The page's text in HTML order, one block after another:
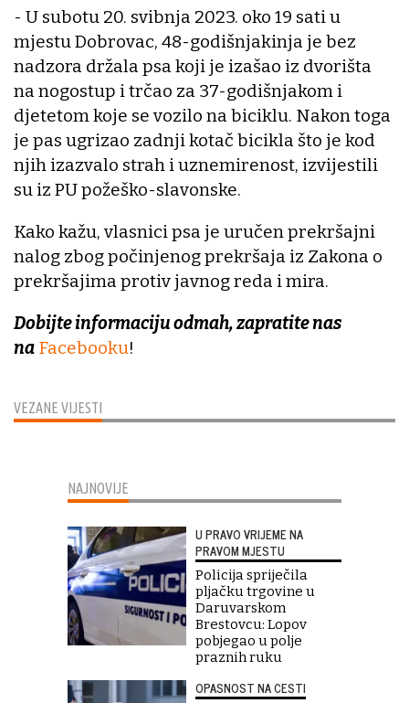
VEZANE VIJESTI
- U subotu 20. svibnja 2023. oko 19 sati u
mjestu Dobrovac, 48-godišnjakinja je bez
nadzora držala psa koji je izašao iz dvorišta
na nogostup i trčao za 37-godišnjakom i
djetetom koje se vozilo na biciklu. Nakon toga
je pas ugrizao zadnji kotač bicikla što je kod
njih izazvalo strah i uznemirenost, izvijestili
su iz PU požeško-slavonske.
Kako kažu, vlasnici psa je uručen prekršajni
nalog zbog počinjenog prekršaja iz Zakona o
prekršajima protiv javnog reda i mira.
Dobijte informaciju odmah, zapratite nas
na Facebooku!
NAJNOVIJE
U PRAVO VRIJEME NA
PRAVOM MJESTU
Policija spriječila
pljačku trgovine u
Daruvarskom
Brestovcu: Lopov
pobjegao u polje
praznih ruku
OPASNOST NA CESTI